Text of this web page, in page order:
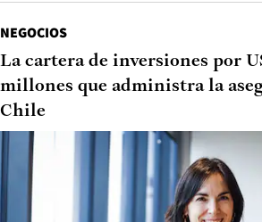
NEGOCIOS
La cartera de inversiones por
millones que administra la
Chile